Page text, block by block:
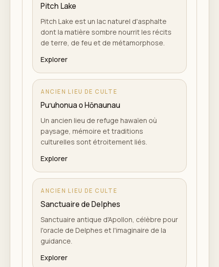
Pitch Lake
Pitch Lake est un lac naturel d'asphalte
dont la matière sombre nourrit les récits
de terre, de feu et de métamorphose.
Explorer
ANCIEN LIEU DE CULTE
Puʻuhonua o Hōnaunau
Un ancien lieu de refuge hawaïen où
paysage, mémoire et traditions
culturelles sont étroitement liés.
Explorer
ANCIEN LIEU DE CULTE
Sanctuaire de Delphes
Sanctuaire antique d'Apollon, célèbre pour
l'oracle de Delphes et l'imaginaire de la
guidance.
Explorer